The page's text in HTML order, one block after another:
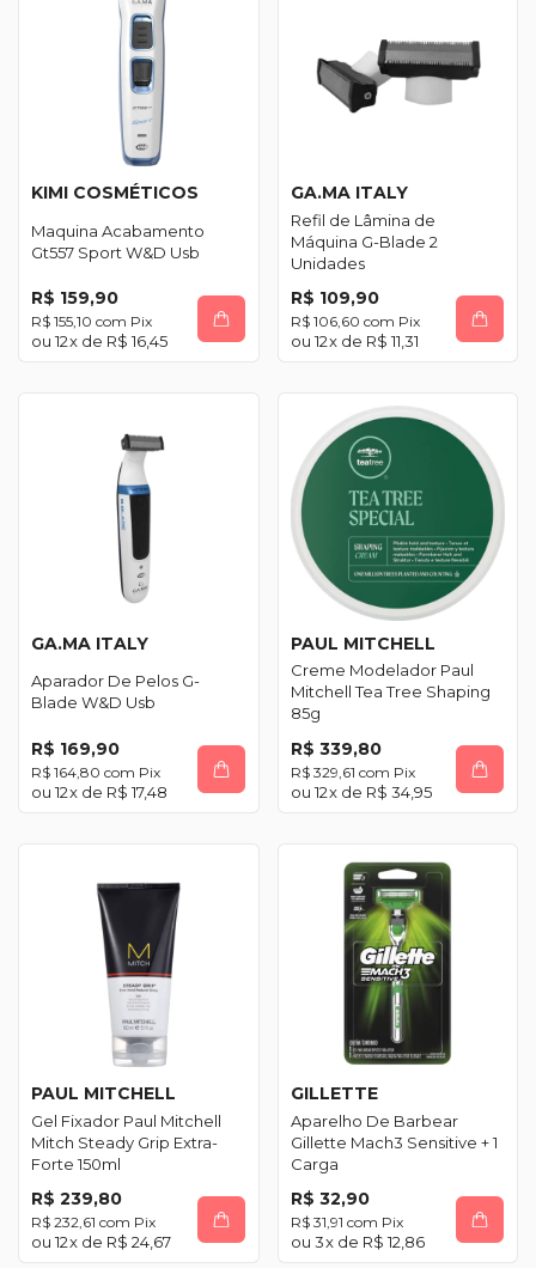
KIMI COSMÉTICOS
Maquina Acabamento
Gt557 Sport W&D Usb
R$ 159,90
R$ 155,10 com Pix
12x de R$ 16,45
GA.MA ITALY
Refil de Lâmina de
Máquina G-Blade 2
Unidades
R$ 109,90
R$ 106,60 com Pix
12x de R$ 11,31
GA.MA ITALY
Aparador De Pelos G-
Blade W&D Usb
R$ 169,90
R$ 164,80 com Pix
12x de R$ 17,48
PAUL MITCHELL
Creme Modelador Paul
Mitchell Tea Tree Shaping
85g
R$ 339,80
R$ 329,61 com Pix
12x de R$ 34,95
PAUL MITCHELL
Gel Fixador Paul Mitchell
Mitch Steady Grip Extra-
Forte 150ml
R$ 239,80
R$ 232,61 com Pix
12x de R$ 24,67
GILLETTE
Aparelho De Barbear
Gillette Mach3 Sensitive + 1
Carga
R$ 32,90
R$ 31,91 com Pix
3x de R$ 12,86